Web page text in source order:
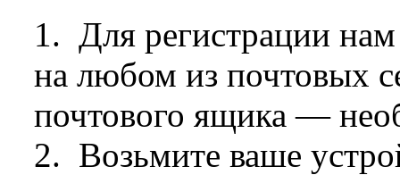
1. Для регистрации
на любом из почтовых
почтового ящика —
2. Возьмите ваше